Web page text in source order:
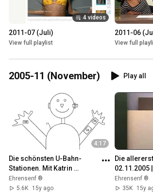
4 videos
2011-07 (Juli)
View full playlist
2011-06
View full
2005-11 (November) Play all
4:17
Die schönsten U-Bahn-
Stationen. Mit Katrin
Bauerfeind. (01.11.2005)
Ehrensenf ®
5.6K
15y ago
Die
02.11.2005
Handy |
|
Ehrensenf ®
35K
15y